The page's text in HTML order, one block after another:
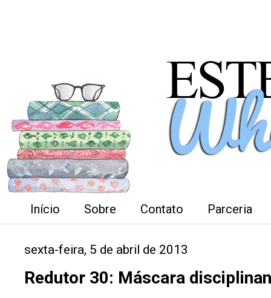
Início Sobre Contato Parceria
sexta-feira, 5 de abril de 2013
Redutor 30: Máscara